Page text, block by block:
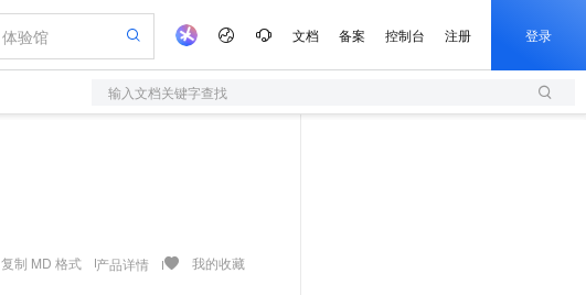
文档 备案 控制台 注册 登录
输入文档关键字查找
复制 MD 格式 产品详情 我的收藏
全托管，含MySQL、PostgreSQL、SQL Server、MariaDB多引擎
轻松解锁专属 DeepSeek-V4-Pro
AI 场景体验
从图文生成到视频创作，一键激活电商全链路生产力
AI 活动
配置报价器
基础软件 专业服务
产品伙伴合作计划 服务伙伴合作计划
阿里云认证 开发者社区
市场活动 加入我们